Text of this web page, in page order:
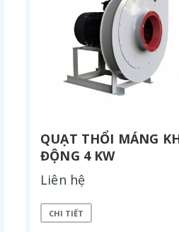
QUẠT THỔI MÁNG
ĐỘNG 4 KW
Liên hệ
CHI TIẾT